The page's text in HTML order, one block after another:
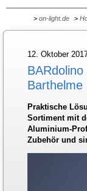
> on-light.de >
12. Oktober
Barthelme
Praktische
Sortiment mit
Aluminium-
Zubehör und